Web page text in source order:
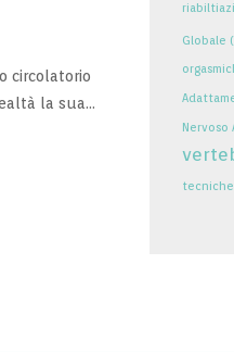
circolatorio
la sua...
Globale
Nervoso